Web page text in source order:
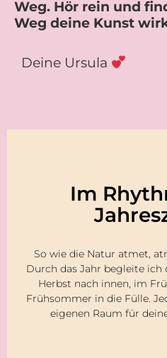
Weg. Hör rein und
Weg deine Kunst
Deine Ursula
Im
So wie die Natur atmet,
Durch das Jahr begleite
Herbst nach innen, im
Frühsommer in die Fülle.
eigenen Raum für